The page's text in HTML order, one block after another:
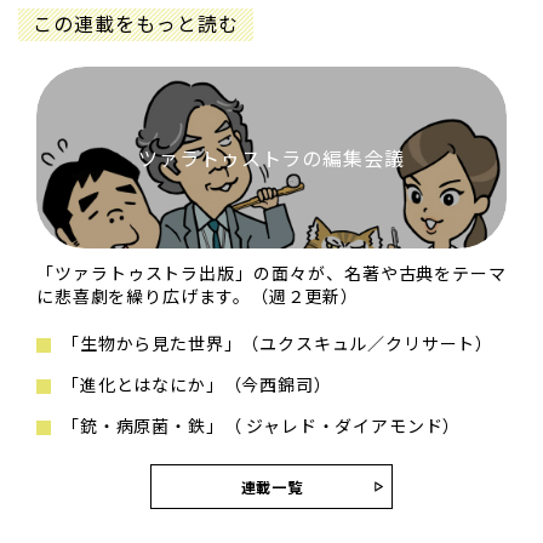
この連載をもっと読む
ツァラトゥストラの編集会議
「ツァラトゥストラ出版」の面々が、名著や古典をテーマ
に悲喜劇を繰り広げます。（週２更新）
「生物から見た世界」（ユクスキュル／クリサート）
「進化とはなにか」（今西錦司）
「銃・病原菌・鉄」（ ジャレド・ダイアモンド）
連載一覧